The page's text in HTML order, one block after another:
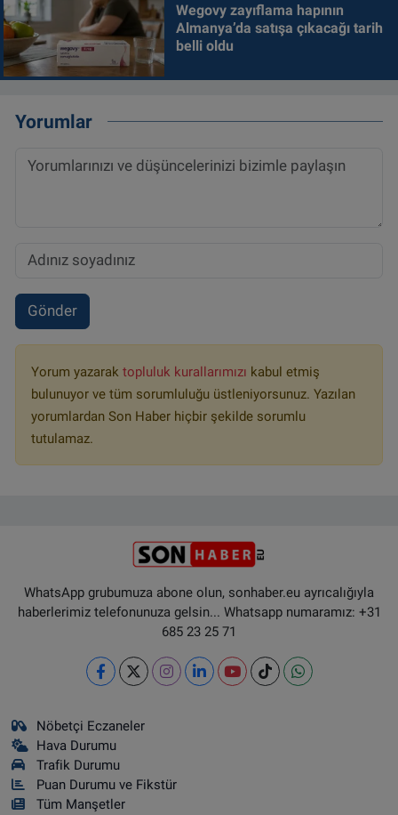
Wegovy zayıflama hapının
Almanya’da satışa çıkacağı tarih
belli oldu
Yorumlar
Gönder
Yorum yazarak topluluk kurallarımızı kabul etmiş
bulunuyor ve tüm sorumluluğu üstleniyorsunuz. Yazılan
yorumlardan Son Haber hiçbir şekilde sorumlu
tutulamaz.
WhatsApp grubumuza abone olun, sonhaber.eu ayrıcalığıyla
haberlerimiz telefonunuza gelsin... Whatsapp numaramız: +31
685 23 25 71
Nöbetçi Eczaneler
Hava Durumu
Trafik Durumu
Puan Durumu ve Fikstür
Tüm Manşetler